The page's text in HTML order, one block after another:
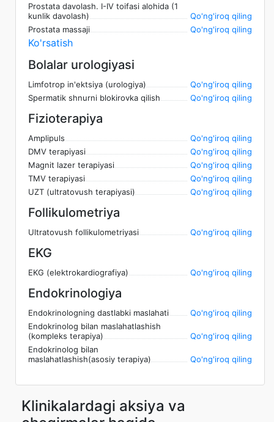
Prostata davolash. I-IV toifasi alohida (1
kunlik davolash)
Qo'ng'iroq qiling
Prostata massaji
Qo'ng'iroq qiling
Ko'rsatish
Bolalar urologiyasi
Limfotrop in'ektsiya (urologiya)
Qo'ng'iroq qiling
Spermatik shnurni blokirovka qilish
Qo'ng'iroq qiling
Fizioterapiya
Amplipuls
Qo'ng'iroq qiling
DMV terapiyasi
Qo'ng'iroq qiling
Magnit lazer terapiyasi
Qo'ng'iroq qiling
TMV terapiyasi
Qo'ng'iroq qiling
UZT (ultratovush terapiyasi)
Qo'ng'iroq qiling
Follikulometriya
Ultratovush follikulometriyasi Qo'ng'iroq qiling
EKG
EKG (elektrokardiografiya) Qo'ng'iroq qiling
Endokrinologiya
Endokrinologning dastlabki maslahati
Qo'ng'iroq qiling
Endokrinolog bilan maslahatlashish
(kompleks terapiya)
Qo'ng'iroq qiling
Endokrinolog bilan
maslahatlashish(asosiy terapiya)
Qo'ng'iroq qiling
Klinikalardagi aksiya va